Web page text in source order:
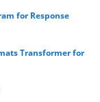
for Response
Transformer for